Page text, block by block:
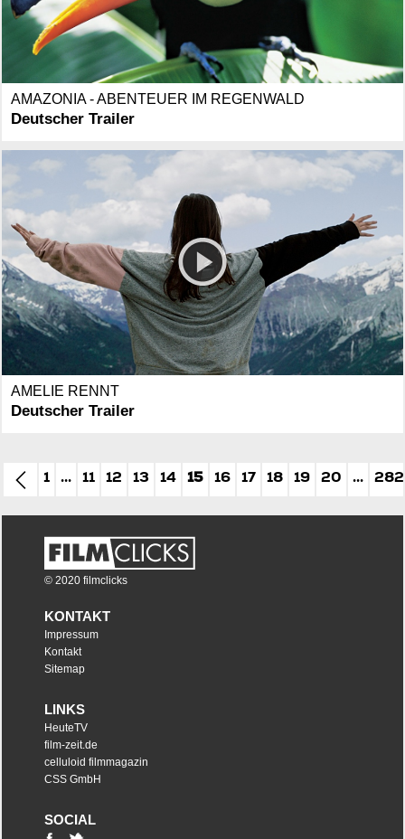
AMAZONIA - ABENTEUER IM REGENWALD
Deutscher Trailer
AMELIE RENNT
Deutscher Trailer
1 ... 11 12 13 14 15 16 17 18 19 20 ... 282
© 2020 filmclicks
KONTAKT
Impressum
Kontakt
Sitemap
LINKS
HeuteTV
film-zeit.de
celluloid filmmagazin
CSS GmbH
SOCIAL